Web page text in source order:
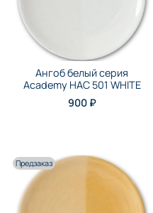
Ангоб белый серия
Academy НАС 501 WHITE
900 ₽
Предзаказ